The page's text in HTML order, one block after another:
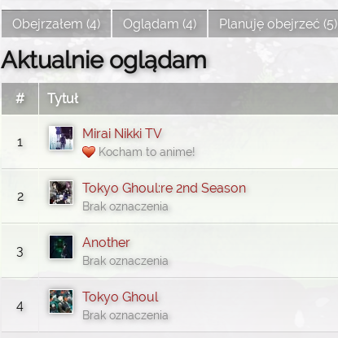
Obejrzałem (4) Oglądam (4) Planuję obejrzeć (5)
Aktualnie oglądam
# Tytuł
1
Mirai Nikki TV
Kocham to anime!
2
Tokyo Ghoul:re 2nd Season
Brak oznaczenia
3
Another
Brak oznaczenia
4
Tokyo Ghoul
Brak oznaczenia